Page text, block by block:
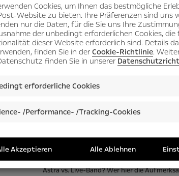
Cookies, um Ihnen das bestmögliche
Website zu bieten. Ihre Präferenzen sind uns
nur die Daten, für die Sie uns Ihre
der unbedingt erforderlichen Cookies, die
dieser Website erforderlich sind. Details
finden Sie in derCookie-Richtlinie.
finden Sie in unserer
erforderliche Cookies
/Performance- /Tracking-Cookies
Akzeptieren Alle Ablehnen
Astra vs. Live-Band? Wer hier die